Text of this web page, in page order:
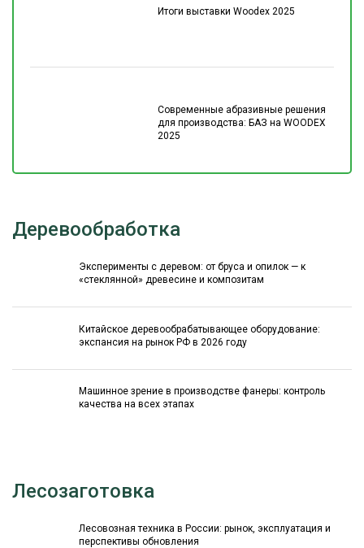
Итоги выставки Woodex 2025
Современные абразивные решения
для производства: БАЗ на WOODEX
2025
Деревообработка
Эксперименты с деревом: от бруса и опилок — к
«стеклянной» древесине и композитам
Китайское деревообрабатывающее оборудование:
экспансия на рынок РФ в 2026 году
Машинное зрение в производстве фанеры: контроль
качества на всех этапах
Лесозаготовка
Лесовозная техника в России: рынок, эксплуатация и
перспективы обновления